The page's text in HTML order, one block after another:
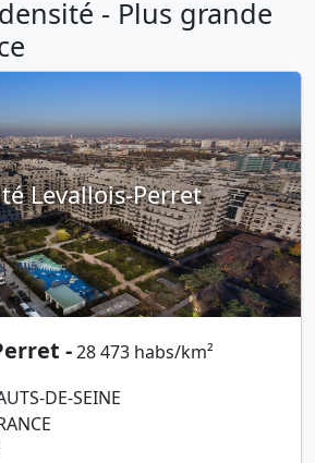
- Plus grande
Levallois-Perret
-28 473 habs/km²
DE-SEINE